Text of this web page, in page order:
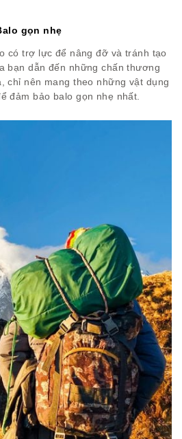
gọn nhẹ
có trợ lực để nâng đỡ và tránh tạo
bạn dẫn đến những chấn thương
chỉ nên mang theo những vật dụng
đảm bảo balo gọn nhẹ nhất.